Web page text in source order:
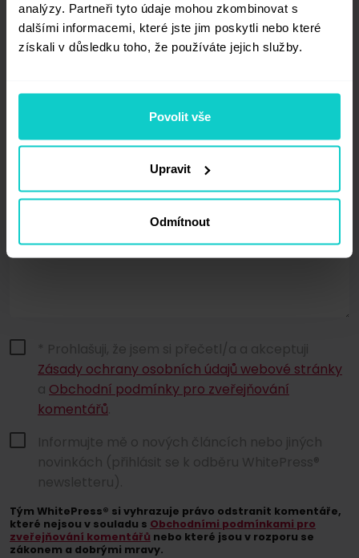
analýzy. Partneři tyto údaje mohou zkombinovat s
dalšími informacemi, které jste jim poskytli nebo které
získali v důsledku toho, že používáte jejich služby.
Povolit vše
Upravit
Odmítnout
Podpis*
E-mailová adresa (skrytá)*
* Prohlašuji, že jsem si přečetl/a a akceptuji
Zásady ochrany osobních údajů webové stránky
a Obchodní podmínky pro zveřejňování
komentářů
Informujte mě o nových článcích nebo jiných
novinkách (přihlásit se k odběru WhitePress®
newsletteru).
Tým WhitePress® si vyhrazuje právo odstranit komentáře,
které nejsou v souladu s Obchodními podmínkami pro
zveřejňování komentářů nebo které jsou v rozporu se
zákonem a dobrými mravy.